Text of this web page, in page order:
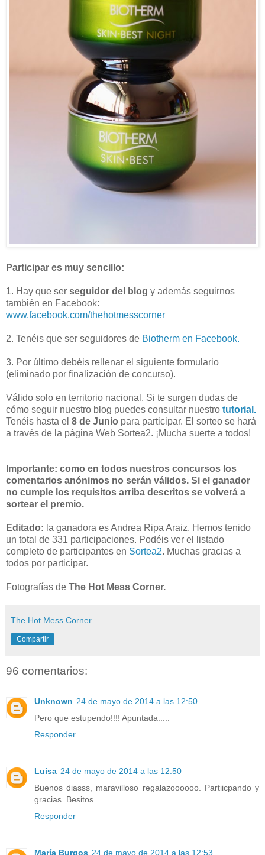
Participar es muy sencillo:
1. Hay que ser seguidor del blog y además seguirnos
también en Facebook:
www.facebook.com/thehotmesscorner
2. Tenéis que ser seguidores de Biotherm en Facebook.
3. Por último debéis rellenar el siguiente formulario
(eliminado por finalización de concurso).
Válido solo en territorio nacional. Si te surgen dudas de
cómo seguir nuestro blog puedes consultar nuestro tutorial.
Tenéis hasta el 8 de Junio para participar. El sorteo se hará
a través de la página Web Sortea2. ¡Mucha suerte a todos!
Importante: como en todos nuestros concursos los
comentarios anónimos no serán válidos. Si el ganador
no cumple los requisitos arriba descritos se volverá a
sortear el premio.
Editado: la ganadora es Andrea Ripa Araiz. Hemos tenido
un total de 331 participaciones. Podéis ver el listado
completo de participantes en Sortea2. Muchas gracias a
todos por participar.
Fotografías de The Hot Mess Corner.
The Hot Mess Corner
Compartir
96 comentarios:
Unknown 24 de mayo de 2014 a las 12:50
Pero que estupendo!!!! Apuntada.....
Responder
Luisa 24 de mayo de 2014 a las 12:50
Buenos diasss, maravilloso regalazoooooo. Partiicpando y
gracias. Besitos
Responder
María Burgos 24 de mayo de 2014 a las 12:53